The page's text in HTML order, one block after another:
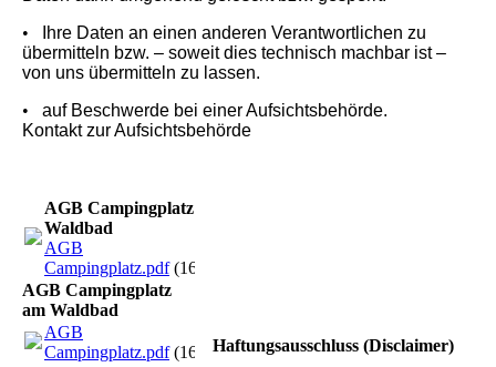
•
Ihre Daten an einen anderen Verantwortlichen zu
übermitteln bzw. – soweit dies technisch machbar ist –
von uns übermitteln zu lassen.
• auf Beschwerde bei einer Aufsichtsbehörde.
Kontakt zur Aufsichtsbehörde
AGB Campingplatz am
Waldbad
AGB
Campingplatz.pdf(167.25KB)
AGB Campingplatz
am Waldbad
AGB
Campingplatz.pdf(167.25KB)Haftungsausschluss (Disclaimer)